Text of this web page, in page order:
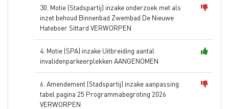
30. Motie (Stadspartij) inzake onderzoek met als
inzet behoud Binnenbad Zwembad De Nieuwe
Hateboer Sittard VERWORPEN
4. Motie (SPA) inzake Uitbreiding aantal
invalidenparkeerplekken AANGENOMEN
6. Amendement (Stadspartij) inzake aanpassing
tabel pagina 25 Programmabegroting 2026
VERWORPEN